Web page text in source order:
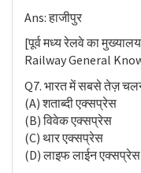
Ans: हाजीपुर
[पूर्व मध्य रेलवे का
Railway General
Q7. भारत में सबसे तेज़
(A) शताब्दी एक्सप्रेस
(B) विवेक एक्सप्रेस
(C) थार एक्सप्रेस
(D) लाइफ लाईन एक्सप्रेस